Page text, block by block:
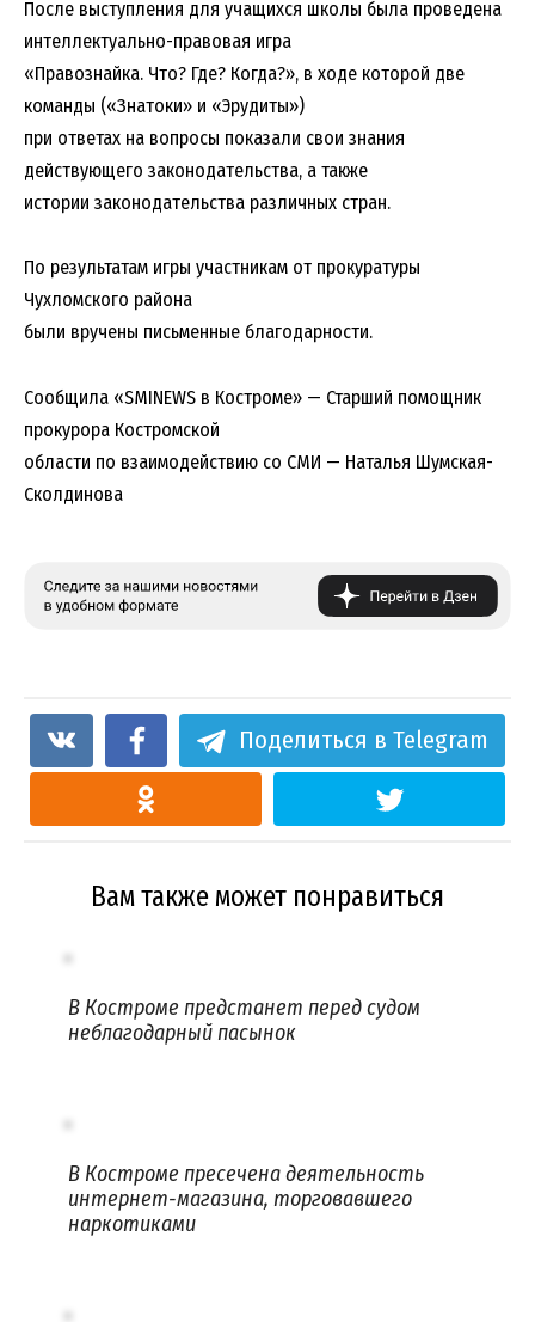
После выступления для учащихся школы была проведена
интеллектуально-правовая игра
«Правознайка. Что? Где? Когда?», в ходе которой две
команды («Знатоки» и «Эрудиты»)
при ответах на вопросы показали свои знания
действующего законодательства, а также
истории законодательства различных стран.
По результатам игры участникам от прокуратуры
Чухломского района
были вручены письменные благодарности.
Сообщила «SMINEWS в Костроме» — Старший помощник
прокурора Костромской
области по взаимодействию со СМИ — Наталья Шумская-
Сколдинова
Поделиться в Telegram
Вам также может понравиться
В Костроме предстанет перед судом
неблагодарный пасынок
В Костроме пресечена деятельность
интернет-магазина, торговавшего
наркотиками